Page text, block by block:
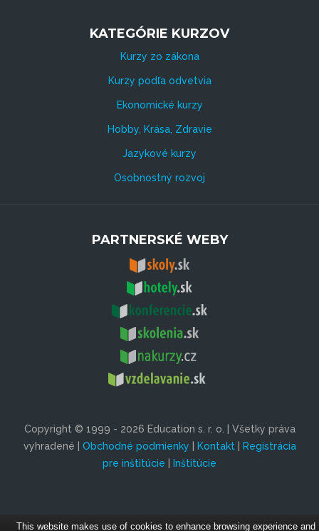
KATEGÓRIE KURZOV
Kurzy zo zákona
Kurzy podľa odvetvia
Ekonomické kurzy
Hobby, Krása, Zdravie
Jazykové kurzy
Osobnostný rozvoj
PARTNERSKÉ WEBY
Copyright © 1999 - 2026 Education s. r. o. | Všetky práva
vyhradené | Obchodné podmienky | Kontakt| Registrácia
pre inštitúcie | Inštitúcie
This website makes use of cookies to enhance browsing experience and